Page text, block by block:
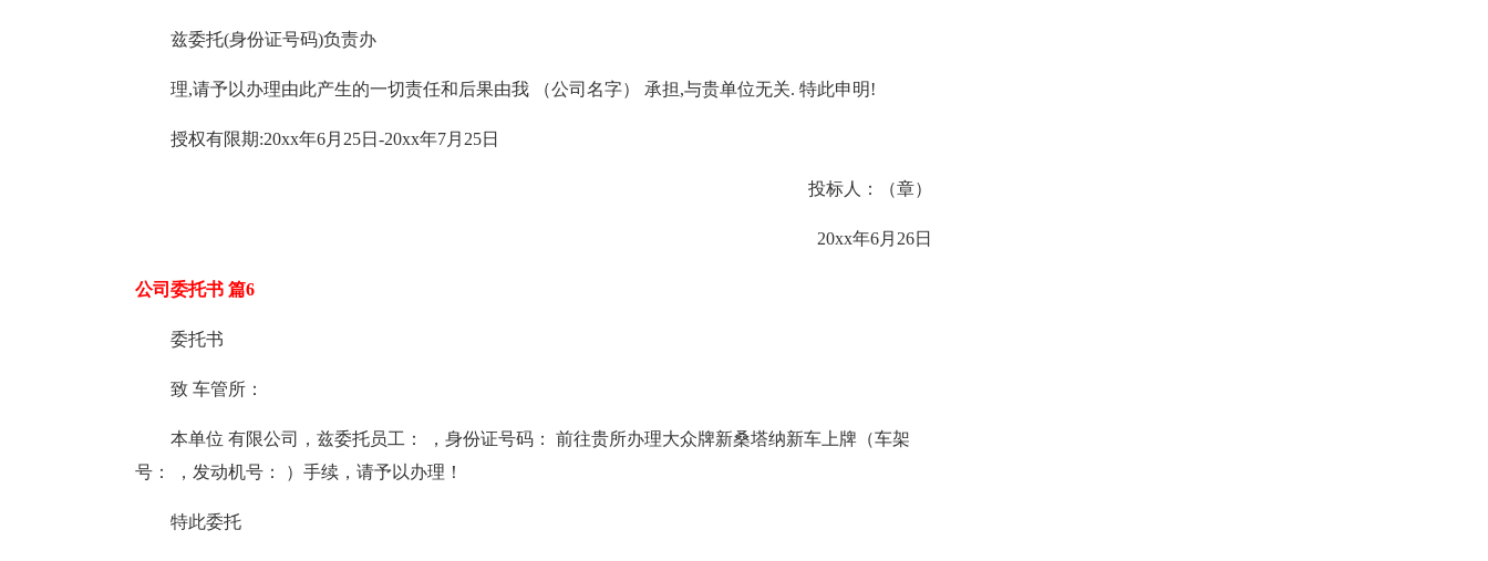
兹委托(身份证号码)负责办
理,请予以办理由此产生的一切责任和后果由我 （公司名字） 承担,与贵单位无关. 特此申明!
授权有限期:20xx年6月25日-20xx年7月25日
投标人：（章）
20xx年6月26日
公司委托书 篇6
委托书
致 车管所：
本单位 有限公司，兹委托员工： ，身份证号码： 前往贵所办理大众牌新桑塔纳新车上牌（车架
号： ，发动机号： ）手续，请予以办理！
特此委托